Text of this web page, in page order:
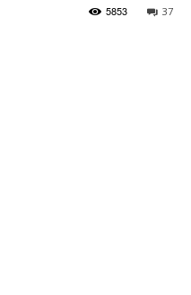
37
5853